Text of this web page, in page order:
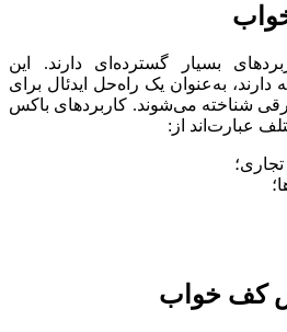
بسیار گسترده‌ای دارند. این
به‌عنوان یک راه‌حل ایدئال برای
شناخته می‌شوند. کاربردهای باکس
عبارت‌اند از:
کف خواب